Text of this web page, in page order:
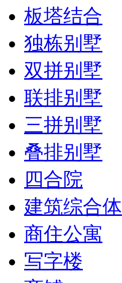
板塔结合
独栋别墅
双拼别墅
联排别墅
三拼别墅
叠排别墅
四合院
建筑综合体
商住公寓
写字楼